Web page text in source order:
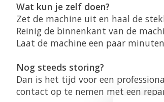
Wat kun je zelf doen?
Zet de machine uit en haal de
Reinig de binnenkant van de
Laat de machine een paar
Nog steeds storing?
Dan is het tijd voor een
contact op te nemen met een